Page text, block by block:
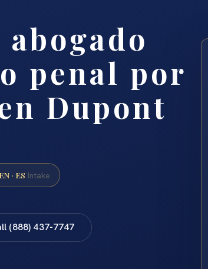
penal por
Dupont
EN · ES Intake
(888) 437-7747